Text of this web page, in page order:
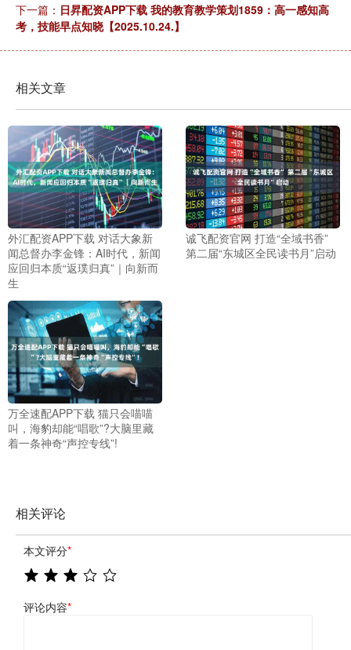
下一篇： 日昇配资APP下载 我的教育教学策划1859：高一感知高
考，技能早点知晓【2025.10.24.】
相关文章
外汇配资APP下载 对话大象新
闻总督办李金锋：AI时代，新闻
应回归本质“返璞归真”｜向新而
生
诚飞配资官网 打造“全域书香”
第二届“东城区全民读书月”启动
万全速配APP下载 猫只会喵喵
叫，海豹却能“唱歌”?大脑里藏
着一条神奇“声控专线”!
相关评论
本文评分*
评论内容*